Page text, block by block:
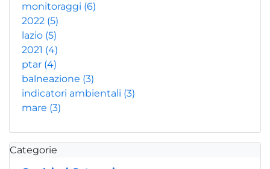
monitoraggi (6)
2022 (5)
lazio (5)
2021 (4)
ptar (4)
balneazione (3)
indicatori ambientali (3)
mare (3)
Categorie